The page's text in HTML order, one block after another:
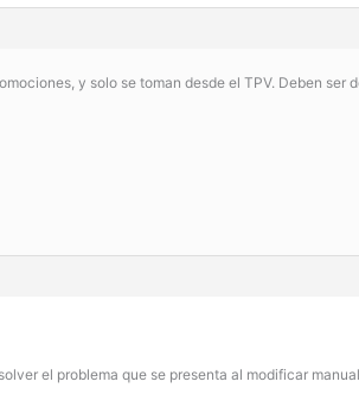
y solo se toman desde el TPV. Deben ser
el problema que se presenta al modificar